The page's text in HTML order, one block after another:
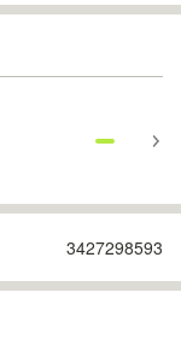
3427298593